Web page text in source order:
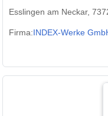
Esslingen am Neckar,
Firma:INDEX-Werke